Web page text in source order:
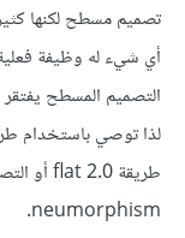
تصميم مسطح لكنها
أي شيء له وظيفة
التصميم المسطح يفتقر
لذا توصي باستخدام
neumorphism.